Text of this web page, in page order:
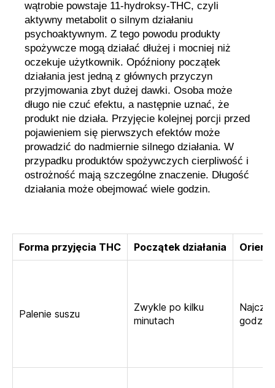
wątrobie powstaje 11-hydroksy-THC, czyli
aktywny metabolit o silnym działaniu
psychoaktywnym. Z tego powodu produkty
spożywcze mogą działać dłużej i mocniej niż
oczekuje użytkownik. Opóźniony początek
działania jest jedną z głównych przyczyn
przyjmowania zbyt dużej dawki. Osoba może
długo nie czuć efektu, a następnie uznać, że
produkt nie działa. Przyjęcie kolejnej porcji przed
pojawieniem się pierwszych efektów może
prowadzić do nadmiernie silnego działania. W
przypadku produktów spożywczych cierpliwość i
ostrożność mają szczególne znaczenie. Długość
działania może obejmować wiele godzin.
Forma przyjęcia THC Początek działania
Palenie suszu
Zwykle po kilku
minutach
godzin